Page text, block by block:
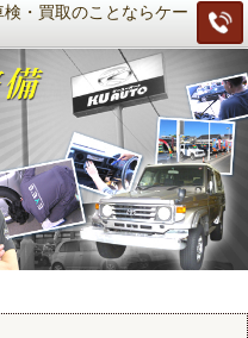
・買取のことならケー